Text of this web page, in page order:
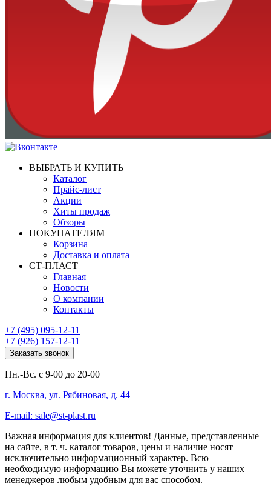
ВЫБРАТЬ И КУПИТЬ
Каталог
Прайс-лист
Акции
Хиты продаж
Обзоры
ПОКУПАТЕЛЯМ
Корзина
Доставка и оплата
СТ-ПЛАСТ
Главная
Новости
О компании
Контакты
+7 (495) 095-12-11
+7 (926) 157-12-11
Заказать звонок
Пн.-Вс. с 9-00 до 20-00
г. Москва, ул. Рябиновая, д. 44
E-mail: sale@st-plast.ru
Важная информация для клиентов! Данные, представленные
на сайте, в т. ч. каталог товаров, цены и наличие носят
исключительно информационный характер. Всю
необходимую информацию Вы можете уточнить у наших
менеджеров любым удобным для вас способом.